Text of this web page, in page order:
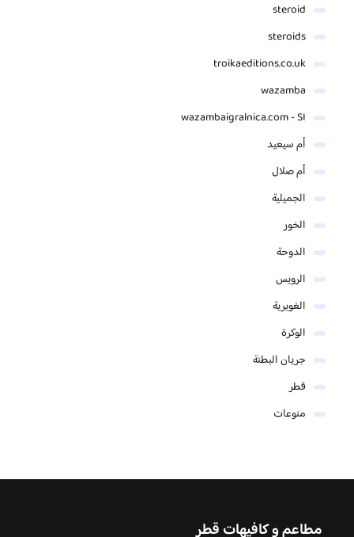
steroid
steroids
troikaeditions.co.uk
wazamba
wazambaigralnica.com - SI
أم سيعيد
أم صلال
الجميلية
الخور
الدوحة
الرويس
الغويرية
الوكرة
جريان البطنة
قطر
منوعات
مطاعم و كافيهات قطر